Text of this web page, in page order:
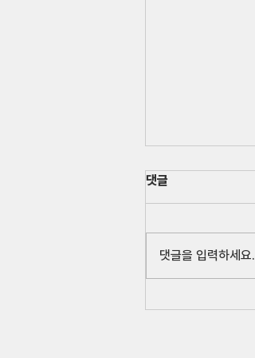
더보기 >
댓글
댓글을 입력하세요.